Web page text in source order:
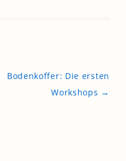
Bodenkoffer: Die ersten
Workshops →